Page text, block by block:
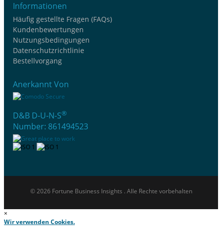
Informationen
Häufig gestellte Fragen (FAQs)
Kundenbewertungen
Nutzungsbedingungen
Datenschutzrichtlinie
Bestellvorgang
Anerkannt Von
D&B D-U-N-S®
Number: 861494523
© 2026 Fortune Business Insights . Alle Rechte vorbehalten
×
Wir verwenden Cookies.